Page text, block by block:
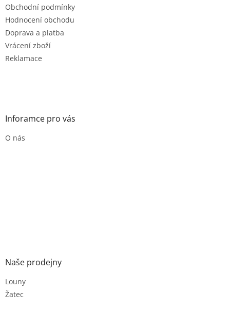
Obchodní podmínky
Hodnocení obchodu
Doprava a platba
Vrácení zboží
Reklamace
Inforamce pro vás
O nás
Naše prodejny
Louny
Žatec